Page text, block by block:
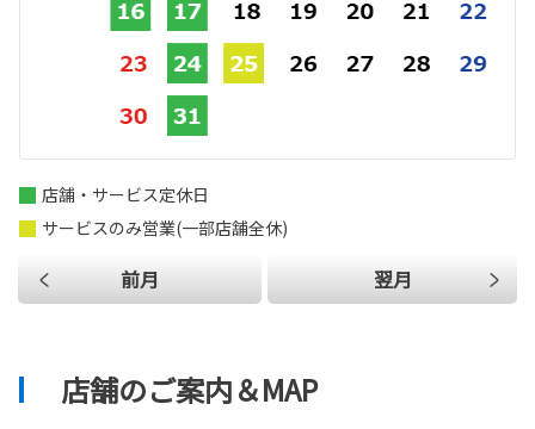
前月 翌月
店舗・サービス定休日
サービスのみ営業(一部店舗全休)
店舗のご案内＆MAP